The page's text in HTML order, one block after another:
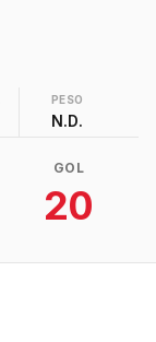
PESO
N.D.
GOL
20